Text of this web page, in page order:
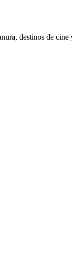
destinos de cine